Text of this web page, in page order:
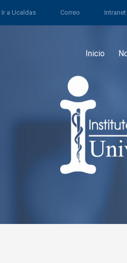
Ir a Ucaldas Correo Intranet
Inicio